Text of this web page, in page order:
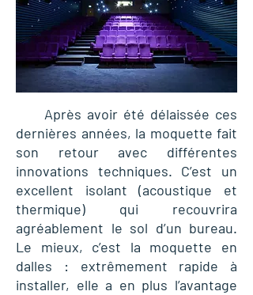
Après avoir été délaissée ces
dernières années, la moquette fait
son retour avec différentes
innovations techniques. C’est un
excellent isolant (acoustique et
thermique) qui recouvrira
agréablement le sol d’un bureau.
Le mieux, c’est la moquette en
dalles : extrêmement rapide à
installer, elle a en plus l’avantage